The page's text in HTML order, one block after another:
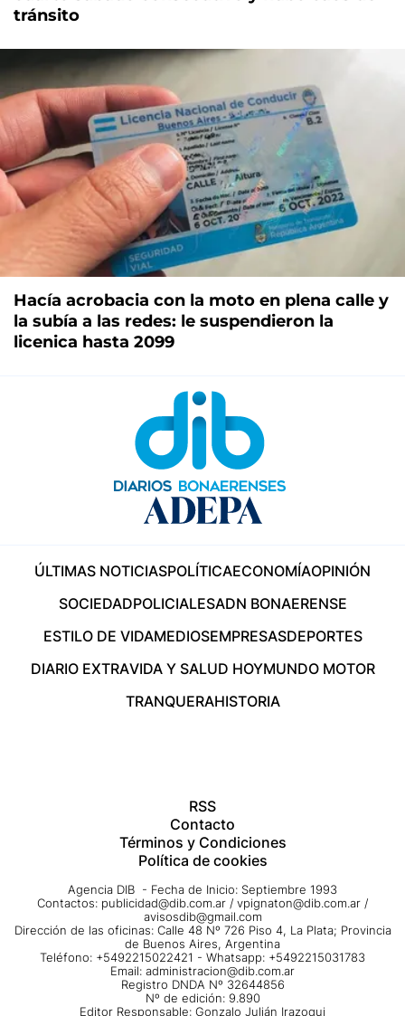
tránsito
Hacía acrobacia con la moto en plena calle y
la subía a las redes: le suspendieron la
licenica hasta 2099
ÚLTIMAS NOTICIASPOLÍTICAECONOMÍAOPINIÓN
SOCIEDADPOLICIALESADN BONAERENSE
ESTILO DE VIDAMEDIOSEMPRESASDEPORTES
DIARIO EXTRAVIDA Y SALUD HOYMUNDO MOTOR
TRANQUERAHISTORIA
RSS
Contacto
Términos y Condiciones
Política de cookies
Agencia DIB - Fecha de Inicio: Septiembre 1993
Contactos: publicidad@dib.com.ar / vpignaton@dib.com.ar /
avisosdib@gmail.com
Dirección de las oficinas: Calle 48 Nº 726 Piso 4, La Plata; Provincia
de Buenos Aires, Argentina
Teléfono: +5492215022421 - Whatsapp: +5492215031783
Email: administracion@dib.com.ar
Registro DNDA Nº 32644856
Nº de edición: 9.890
Editor Responsable: Gonzalo Julián Irazoqui